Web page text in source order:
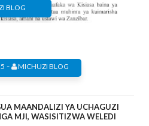
BLOG
- MICHUZI BLOG
MAANDALIZI YA UCHAGUZI
MJI, WASISITIZWA WELEDI